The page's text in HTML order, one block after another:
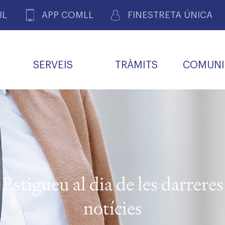
APP COMLL FINESTRETA ÚNICA
DE PACIENTS DE LLEIDA
SERVEIS TRÀMITS
DE GOVERN COMISSIÓ DEONTOLÒGICA
INFORMÀTICA I NOVES
TECNOLOGIES
DE FEINA
ALERTES
FARMACÈUTIQUES
R
CARNET METGE
COL·LEGIAT
Estigueu al dia de les darreres
notícies